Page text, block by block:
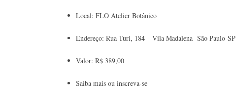
Local: FLO Atelier Botânico
Endereço: Rua Turi, 184 – Vila Madalena -São Paulo-SP
Valor: R$ 389,00
Saiba mais ou inscreva-se